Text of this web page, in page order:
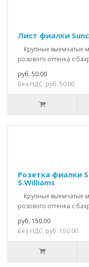
Лист фиалки
Крупные выемчатые
розового оттенка с
руб. 50.00
Без НДС: руб. 50.00
Розетка фиалки
S.Williams
Крупные выемчатые
розового оттенка с
руб. 150.00
Без НДС: руб. 150.00